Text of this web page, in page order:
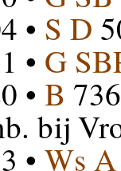
• S D
• G
• B
bij
• Ws A